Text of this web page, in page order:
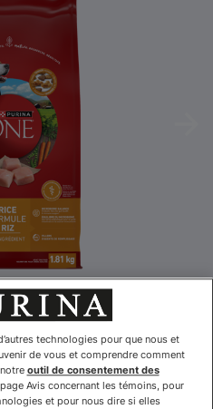
Formule Poulet
pour Chiens
technologies pour que nous et
de vous et comprendre comment
outil de consentement des
Avis concernant les témoins, pour
et pour nous dire si elles